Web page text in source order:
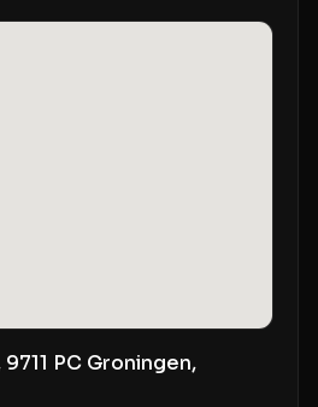
PC Groningen,